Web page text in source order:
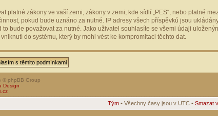
zákony ve vaší zemi, zákony v zemi, kde sídlí „PES“, nebo platné
pokud bude uznáno za nutné. IP adresy všech příspěvků jsou
bude považovat za nutné. Jako uživatel souhlasíte se všemi údaji
do systému, který by mohl vést ke kompromitaci těchto dat.
© phpBB Group
Design
Tým • Všechny časy jsou v UTC • Smazat